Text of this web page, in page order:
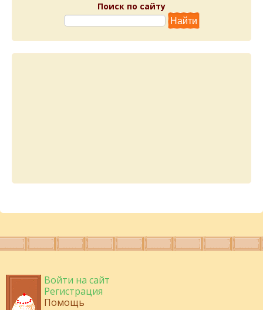
Поиск по сайту
Войти на сайт
Регистрация
Помощь